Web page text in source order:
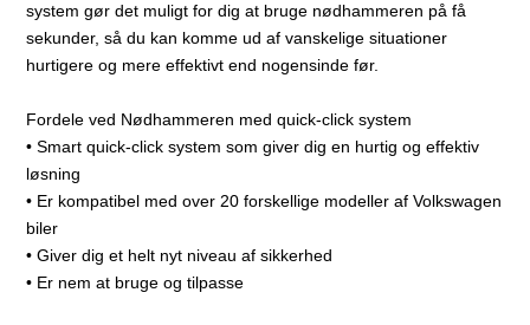
system gør det muligt for dig at bruge nødhammeren på få
sekunder, så du kan komme ud af vanskelige situationer
hurtigere og mere effektivt end nogensinde før.
Fordele ved Nødhammeren med quick-click system
• Smart quick-click system som giver dig en hurtig og effektiv
løsning
• Er kompatibel med over 20 forskellige modeller af Volkswagen
biler
• Giver dig et helt nyt niveau af sikkerhed
• Er nem at bruge og tilpasse